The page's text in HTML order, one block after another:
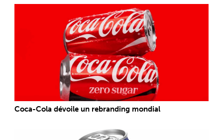
Coca-Cola dévoile un rebranding mondial